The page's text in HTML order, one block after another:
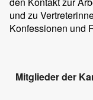
und zu
Konfessionen und
Mitglieder der